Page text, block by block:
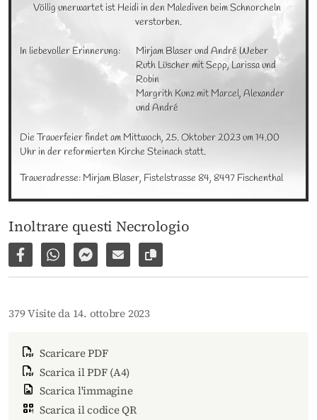
Völlig unerwartet ist Heidi in den Malediven beim Schnorcheln
verstorben.
In liebevoller Erinnerung:
Mirjam Blaser und André Weber
Ruth Lüscher mit Sepp, Larissa und
Robin
Margrith Kunz mit Marcel, Alexander
und André
Die Trauerfeier findet am Mittwoch, 25. Oktober 2023 um 14.00
Uhr in der reformierten Kirche Steinach statt.
Traueradresse: Mirjam Blaser, Fistelstrasse 84, 8497 Fischenthal
Inoltrare questi Necrologio
Condividi su Facebook
Condividi su WhatsApp
Inviare per Facebook Messenger
Inviare per email
Copia il link alla pagina
379 Visite da 14. ottobre 2023
Scaricare PDF
Scarica il PDF (A4)
Scarica l'immagine
Scarica il codice QR